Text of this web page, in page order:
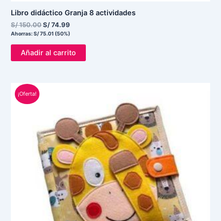
Libro didáctico Granja 8 actividades
S/150.00S/74.99
Ahorras:S/75.01 (50%)
Añadir al carrito
¡Oferta!
S/ 150.00.S/ 74.90.